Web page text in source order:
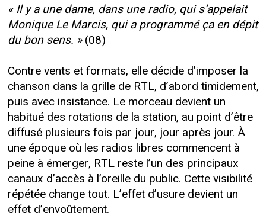
« Il y a une dame, dans une radio, qui s’appelait
Monique Le Marcis, qui a programmé ça en dépit
du bon sens. »(08)
Contre vents et formats, elle décide d’imposer la
chanson dans la grille de RTL, d’abord timidement,
puis avec insistance. Le morceau devient un
habitué des rotations de la station, au point d’être
diffusé plusieurs fois par jour, jour après jour. À
une époque où les radios libres commencent à
peine à émerger, RTL reste l’un des principaux
canaux d’accès à l’oreille du public. Cette visibilité
répétée change tout. L’effet d’usure devient un
effet d’envoûtement.